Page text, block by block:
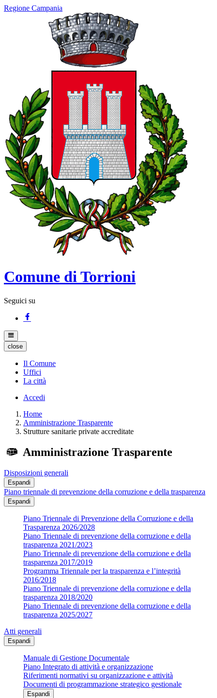
Regione Campania
Comune di Torrioni
Seguici su
close
Il Comune
Uffici
La città
Accedi
Home
Amministrazione Trasparente
Strutture sanitarie private accreditate
Amministrazione Trasparente
Disposizioni generali
Espandi
Piano triennale di prevenzione della corruzione e della trasparenza
Espandi
Piano Triennale di Prevenzione della Corruzione e della
Trasparenza 2026/2028
Piano Triennale di prevenzione della corruzione e della
trasparenza 2021/2023
Piano Triennale di prevenzione della corruzione e della
trasparenza 2017/2019
Programma Triennale per la trasparenza e l’integrità
2016/2018
Piano Triennale di prevenzione della corruzione e della
trasparenza 2018/2020
Piano Triennale di prevenzione della corruzione e della
trasparenza 2025/2027
Atti generali
Espandi
Manuale di Gestione Documentale
Piano Integrato di attività e organizzazione
Riferimenti normativi su organizzazione e attività
Documenti di programmazione strategico gestionale
Espandi